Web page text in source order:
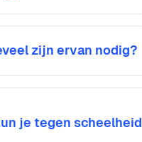
zijn ervan nodig?
je tegen scheelheid